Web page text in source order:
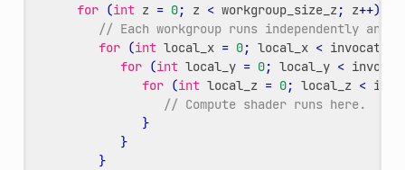
for (int z = 0; z < workgroup_size_z; z++)
// Each workgroup runs independently
for (int local_x = 0; local_x <
for (int local_y = 0; local_y <
for (int local_z = 0; local_z <
// Compute shader runs here.
}
}
}